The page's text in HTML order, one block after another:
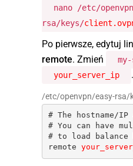
nano /etc/
rsa/keys/
Po pierwsze, edytuj
remote. Zmień
your_server_ip .
/etc/openvpn/easy-rsa/
# The hostname/
# You can have
# to load balance
remote